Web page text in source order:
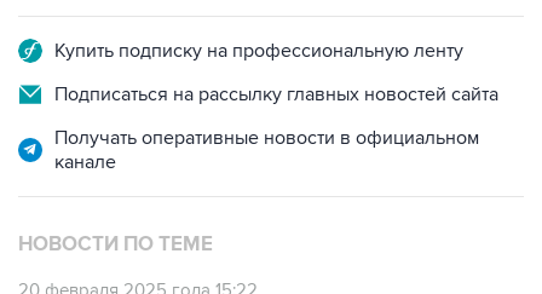
Купить подписку на профессиональную ленту
Подписаться на рассылку главных новостей сайта
Получать оперативные новости в официальном
канале
НОВОСТИ ПО ТЕМЕ